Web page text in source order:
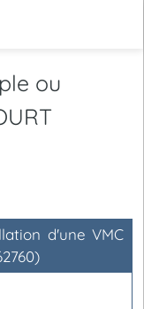
ou
d'une VMC